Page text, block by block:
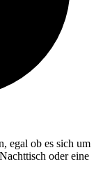
egal ob es sich um
oder eine